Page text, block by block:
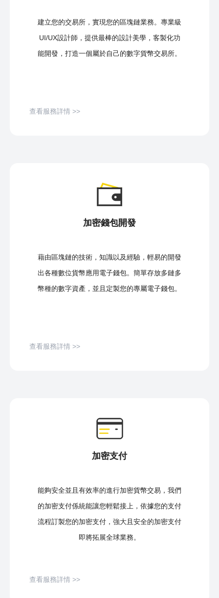
建立您的交易所，實現您的區塊鏈業務。專業級
UI/UX設計師，提供最棒的設計美學，客製化功
能開發，打造一個屬於自己的數字貨幣交易所。
查看服務詳情 >>
加密錢包開發
藉由區塊鏈的技術，知識以及經驗，輕易的開發
出各種數位貨幣應用電子錢包。簡單存放多鏈多
幣種的數字資產，並且定製您的專屬電子錢包。
查看服務詳情 >>
加密支付
能夠安全並且有效率的進行加密貨幣交易，我們
的加密支付係統能讓您輕鬆接上，依據您的支付
流程訂製您的加密支付，強大且安全的加密支付
即將拓展全球業務。
查看服務詳情 >>